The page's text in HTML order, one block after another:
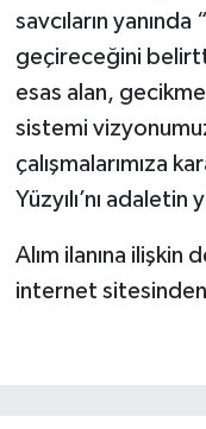
savcıların
geçireceğini
esas alan,
sistemi
çalışmalarımıza
Yüzyılı’nı adaletin
Alım ilanına ilişkin
internet sitesinden